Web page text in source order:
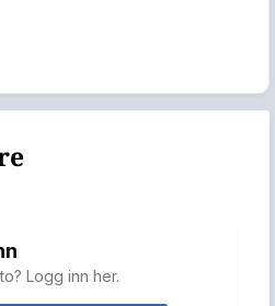
Logg inn her.